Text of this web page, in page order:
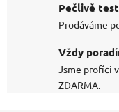
Pečlivě
Prodáváme
Vždy
Jsme profíci
ZDARMA.